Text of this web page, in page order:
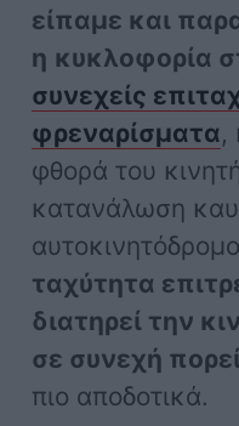
είπαμε και
η κυκλοφορία
συνεχείς
φρεναρίσματα,
φθορά του
κατανάλωση
ταχύτητα
διατηρεί την
σε συνεχή
πιο αποδοτικά.